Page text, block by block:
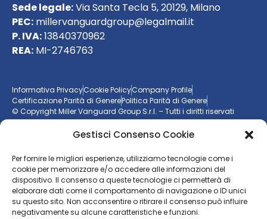
Gestisci Consenso Cookie
Per fornire le migliori esperienze, utilizziamo tecnologie come i
cookie per memorizzare e/o accedere alle informazioni del
dispositivo. Il consenso a queste tecnologie ci permetterà di
elaborare dati come il comportamento di navigazione o ID unici
su questo sito. Non acconsentire o ritirare il consenso può influire
negativamente su alcune caratteristiche e funzioni.
Sede legale:Via Santa Tecla 5, 20129, Milano
PEC: millervanguardgroup@legalmail.it
P. IVA:13840370962
REA: MI-2746763
Informativa PrivacyCookie PolicyCompany Profile
Certificazione Parità di GenerePolitica Parità di Genere
© Copyright Miller Vanguard Group S.r.l. – Tutti i diritti riservati
Vuoi essere aggiornato sul mondo delle imprese?
Resta sempre un passo avanti con la nostranewsletter
ISCRIVITI ALLA NEWSLETTER